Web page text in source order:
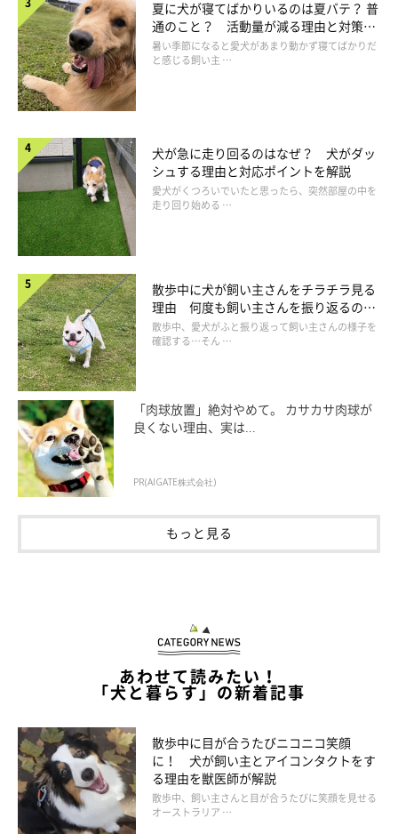
夏場の運動不足で体が動かしにくくなり代謝が落ちる
暑さを避けて散歩する夏は、運動不足になり筋力が衰えやすくな
ります。筋肉がやせて硬くなると、関節の可動域が狭くなり、足
取りも重くなりがちです。筋肉量が減って代謝が落ちると、免疫
力も下がることに。
急激な温度変化によって自律神経が乱れ、心身に不調が
出る
乱れやすい状態に。免疫力が低下し、それによって食欲低下や元
気がない、おなかの調子が悪いなど、さまざまな不調につながり
夏に犬が寝てばかりいるのは夏バテ？ 普
通のこと？ 活動量が減る理由と対策と
は
暑い季節になると愛犬があまり動かず寝てばかりだ
と感じる飼い主 …
犬が急に走り回るのはなぜ？ 犬がダッ
シュする理由と対応ポイントを解説
愛犬がくつろいでいたと思ったら、突然部屋の中を
走り回り始める …
散歩中に犬が飼い主さんをチラチラ見る
理由 何度も飼い主さんを振り返るのは
なぜ？
散歩中、愛犬がふと振り返って飼い主さんの様子を
確認する…そん …
「肉球放置」絶対やめて。 カサカサ肉球が
良くない理由、実は...
PR(AIGATE株式会社)
もっと見る
あわせて読みたい！
「犬と暮らす」の新着記事
散歩中に目が合うたびニコニコ笑顔
に！ 犬が飼い主とアイコンタクトをす
る理由を獣医師が解説
散歩中、飼い主さんと目が合うたびに笑顔を見せる
オーストラリア …